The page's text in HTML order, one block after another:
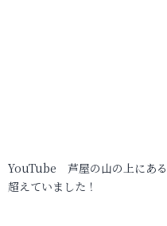
YouTube 芦屋の山の上にあ
超えていました！